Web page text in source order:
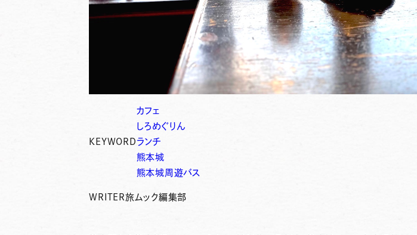
KEYWORD
カフェ
しろめぐりん
ランチ
熊本城
熊本城周遊バス
WRITER旅ムック編集部